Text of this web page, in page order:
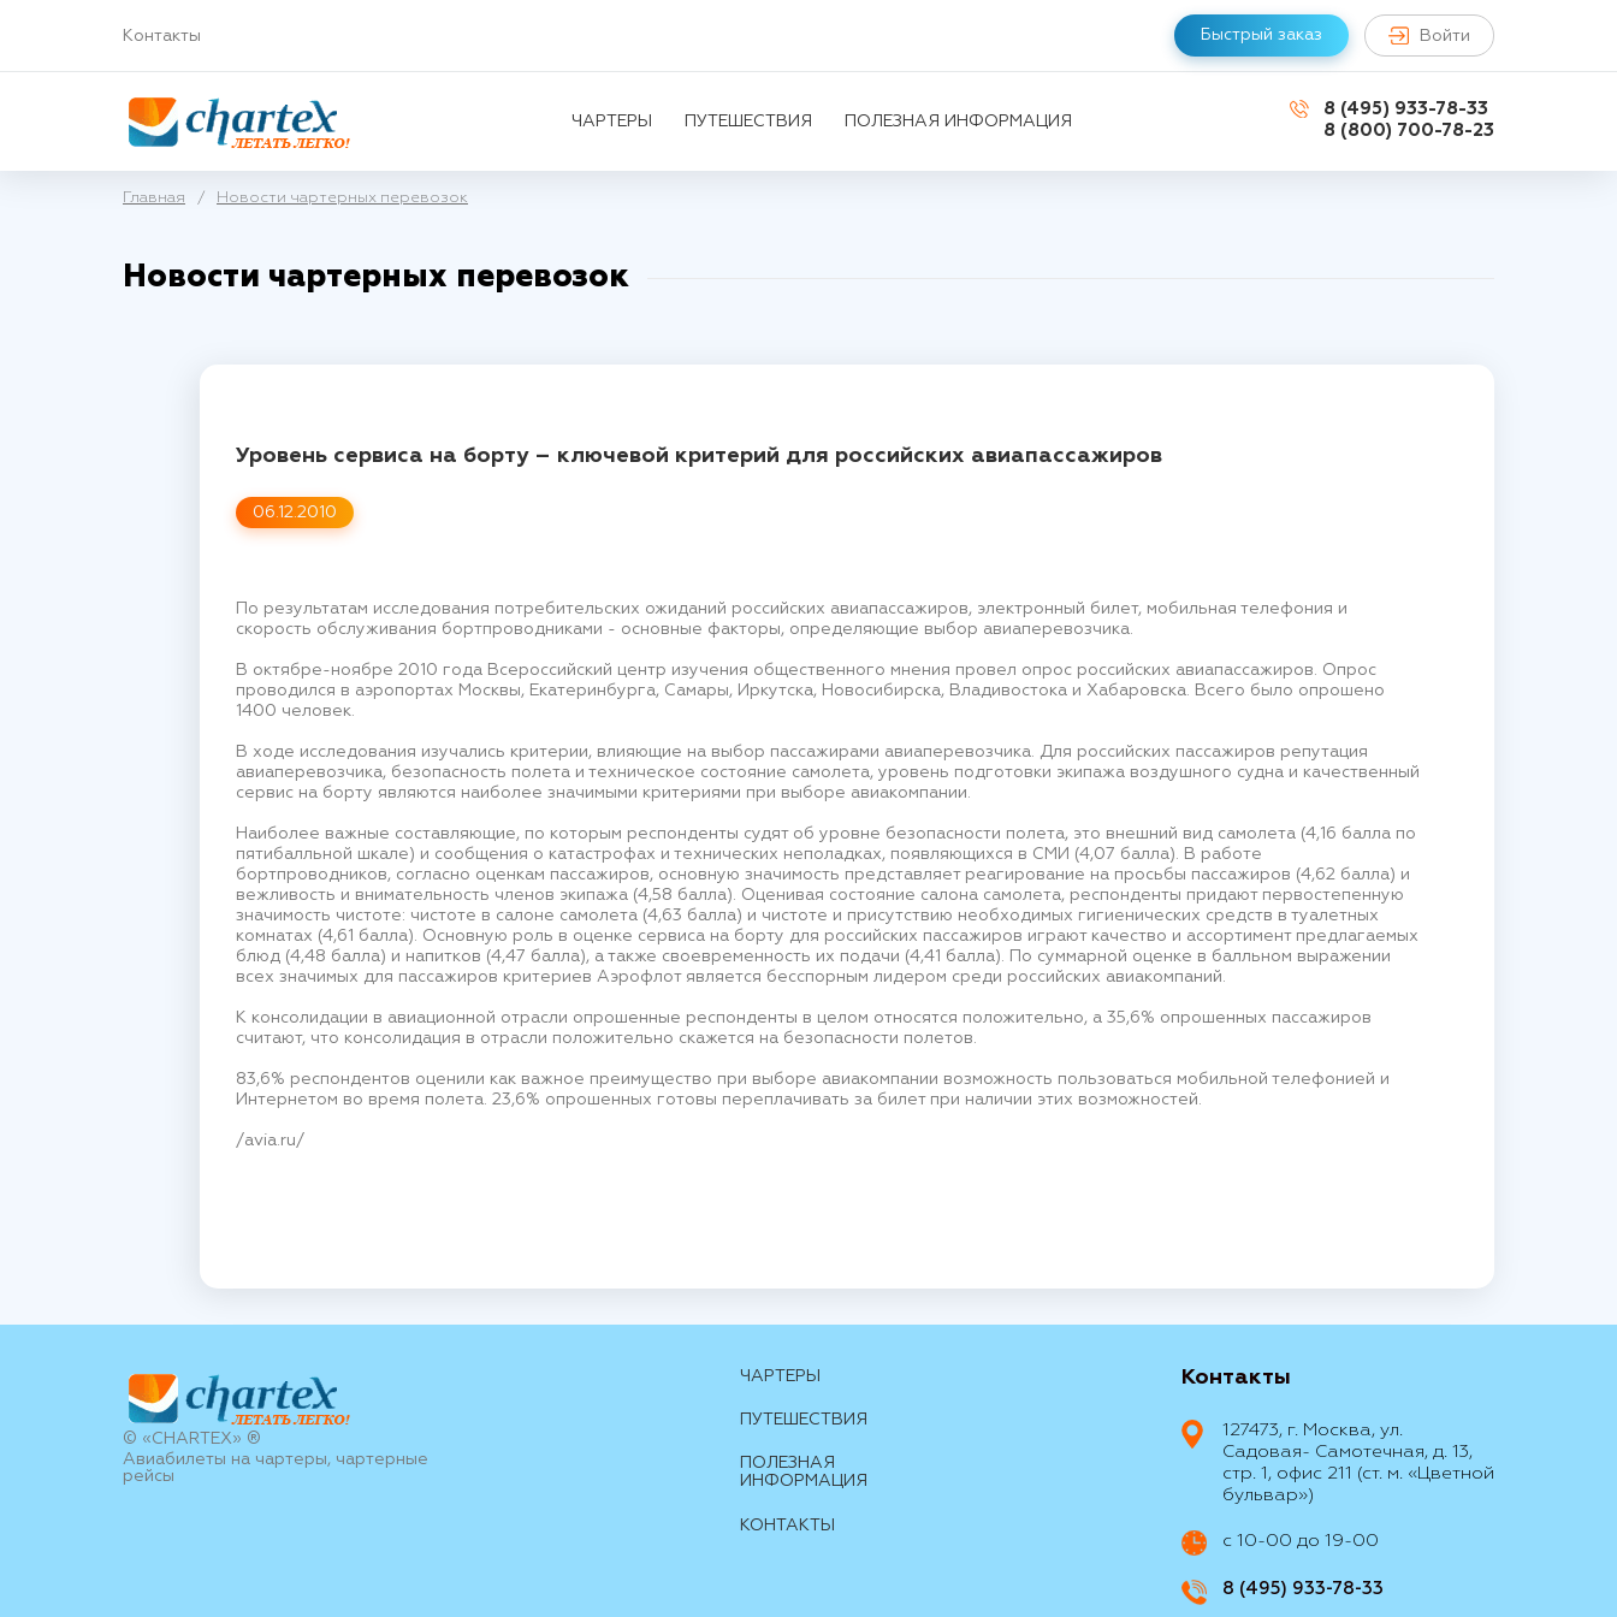
Контакты Быстрый заказ Войти
ЧАРТЕРЫ ПУТЕШЕСТВИЯ ПОЛЕЗНАЯ ИНФОРМАЦИЯ
8 (495) 933-78-33
8 (800) 700-78-23
Главная / Новости чартерных перевозок
Новости чартерных перевозок
06.12.2010
Уровень сервиса на борту – ключевой критерий для российских авиапассажиров
По результатам исследования потребительских ожиданий российских авиапассажиров, электронный билет, мобильная телефония и
скорость обслуживания бортпроводниками - основные факторы, определяющие выбор авиаперевозчика.
В октябре-ноябре 2010 года Всероссийский центр изучения общественного мнения провел опрос российских авиапассажиров. Опрос
проводился в аэропортах Москвы, Екатеринбурга, Самары, Иркутска, Новосибирска, Владивостока и Хабаровска. Всего было опрошено
1400 человек.
В ходе исследования изучались критерии, влияющие на выбор пассажирами авиаперевозчика. Для российских пассажиров репутация
авиаперевозчика, безопасность полета и техническое состояние самолета, уровень подготовки экипажа воздушного судна и качественный
сервис на борту являются наиболее значимыми критериями при выборе авиакомпании.
Наиболее важные составляющие, по которым респонденты судят об уровне безопасности полета, это внешний вид самолета (4,16 балла по
пятибалльной шкале) и сообщения о катастрофах и технических неполадках, появляющихся в СМИ (4,07 балла). В работе
бортпроводников, согласно оценкам пассажиров, основную значимость представляет реагирование на просьбы пассажиров (4,62 балла) и
вежливость и внимательность членов экипажа (4,58 балла). Оценивая состояние салона самолета, респонденты придают первостепенную
значимость чистоте: чистоте в салоне самолета (4,63 балла) и чистоте и присутствию необходимых гигиенических средств в туалетных
комнатах (4,61 балла). Основную роль в оценке сервиса на борту для российских пассажиров играют качество и ассортимент предлагаемых
блюд (4,48 балла) и напитков (4,47 балла), а также своевременность их подачи (4,41 балла). По суммарной оценке в балльном выражении
всех значимых для пассажиров критериев Аэрофлот является бесспорным лидером среди российских авиакомпаний.
К консолидации в авиационной отрасли опрошенные респонденты в целом относятся положительно, а 35,6% опрошенных пассажиров
считают, что консолидация в отрасли положительно скажется на безопасности полетов.
83,6% респондентов оценили как важное преимущество при выборе авиакомпании возможность пользоваться мобильной телефонией и
Интернетом во время полета. 23,6% опрошенных готовы переплачивать за билет при наличии этих возможностей.
/avia.ru/
© «CHARTEX» ®
Авиабилеты на чартеры, чартерные
рейсы
ЧАРТЕРЫ
ПУТЕШЕСТВИЯ
ПОЛЕЗНАЯ
ИНФОРМАЦИЯ
КОНТАКТЫ
Контакты
127473, г. Москва, ул.
Садовая- Самотечная, д. 13,
стр. 1, офис 211 (ст. м. «Цветной
бульвар»)
с 10-00 до 19-00
8 (495) 933-78-33